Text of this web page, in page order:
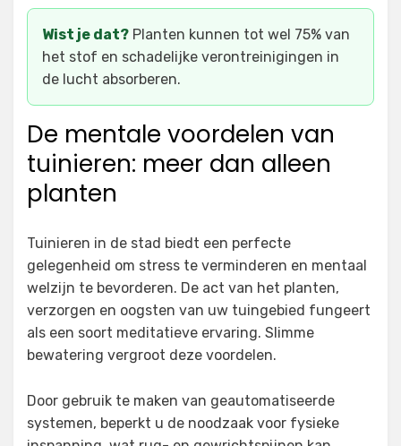
Wist je dat? Planten kunnen tot wel 75% van
het stof en schadelijke verontreinigingen in
de lucht absorberen.
De mentale voordelen van
tuinieren: meer dan alleen
planten
Tuinieren in de stad biedt een perfecte
gelegenheid om stress te verminderen en mentaal
welzijn te bevorderen. De act van het planten,
verzorgen en oogsten van uw tuingebied fungeert
als een soort meditatieve ervaring. Slimme
bewatering vergroot deze voordelen.
Door gebruik te maken van geautomatiseerde
systemen, beperkt u de noodzaak voor fysieke